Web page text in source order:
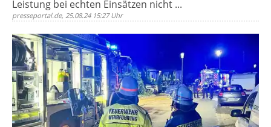
Leistung bei echten Einsätzen nicht ...
presseportal.de, 25.08.24 15:27 Uhr